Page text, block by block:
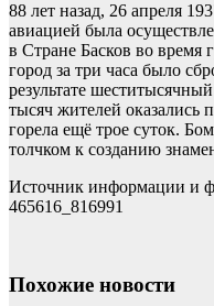
88 лет назад, 26 апреля
авиацией была
в Стране Басков во
город за три часа было
результате
тысяч жителей оказались
горела ещё трое суток.
толчком к созданию
Источник информации и
465616_816991
Похожие новости